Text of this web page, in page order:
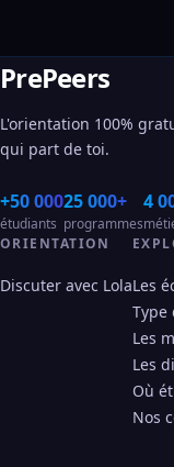
PrePeers
L'orientation 100%
qui part de toi.
+50 000
étudiants
25 000+
programmes
4
ORIENTATION
Discuter avec LolaLes
Type
Les
Les
Où
Nos